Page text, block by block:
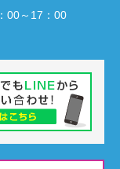
00～17：00